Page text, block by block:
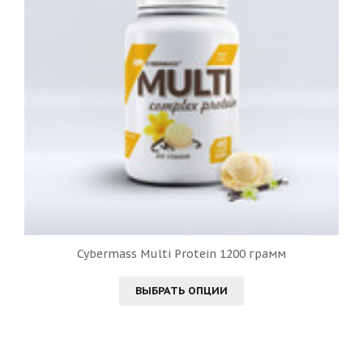
Cybermass Multi Protein 1200 грамм
ВЫБРАТЬ ОПЦИИ